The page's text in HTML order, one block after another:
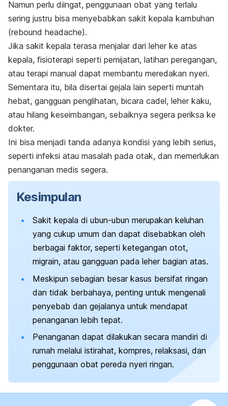
Namun perlu diingat, penggunaan obat yang terlalu
sering justru bisa menyebabkan sakit kepala kambuhan
(rebound headache).
Jika sakit kepala terasa menjalar dari leher ke atas
kepala, fisioterapi seperti pemijatan, latihan peregangan,
atau terapi manual dapat membantu meredakan nyeri.
Sementara itu, bila disertai gejala lain seperti muntah
hebat, gangguan penglihatan, bicara cadel, leher kaku,
atau hilang keseimbangan, sebaiknya segera periksa ke
dokter.
Ini bisa menjadi tanda adanya kondisi yang lebih serius,
seperti infeksi atau masalah pada otak, dan memerlukan
penanganan medis segera.
Kesimpulan
Sakit kepala di ubun-ubun merupakan keluhan
yang cukup umum dan dapat disebabkan oleh
berbagai faktor, seperti ketegangan otot,
migrain, atau gangguan pada leher bagian atas.
Meskipun sebagian besar kasus bersifat ringan
dan tidak berbahaya, penting untuk mengenali
penyebab dan gejalanya untuk mendapat
penanganan lebih tepat.
Penanganan dapat dilakukan secara mandiri di
rumah melalui istirahat, kompres, relaksasi, dan
penggunaan obat pereda nyeri ringan.